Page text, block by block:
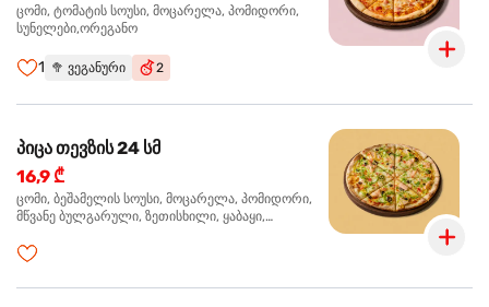
ცომი, ტომატის სოუსი, მოცარელა, პომიდორი,
სუნელები,ორეგანო
1 🥦 ვეგანური 2
პიცა თევზის 24 სმ
16,9 ₾
ცომი, ბეშამელის სოუსი, მოცარელა, პომიდორი,
მწვანე ბულგარული, ზეთისხილი, ყაბაყი,
ორეგანო